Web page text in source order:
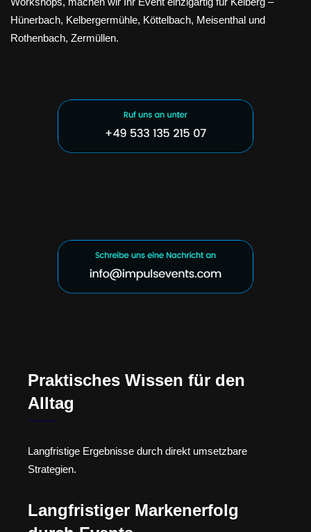
Hünerbach, Kelbergermühle, Köttelbach, Meisenthal und
Rothenbach, Zermüllen.
Praktisches Wissen für den
Alltag
Langfristige Ergebnisse durch direkt umsetzbare
Strategien.
Langfristiger Markenerfolg